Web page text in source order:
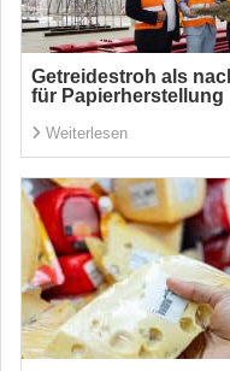
Getreidestroh als
für Papierherstellung
Weiterlesen